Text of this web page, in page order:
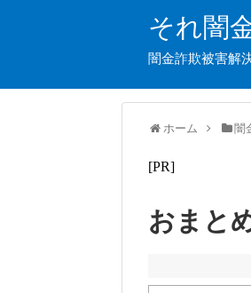
それ闇
闇金詐欺被害解
ホーム 闇
[PR]
おまと